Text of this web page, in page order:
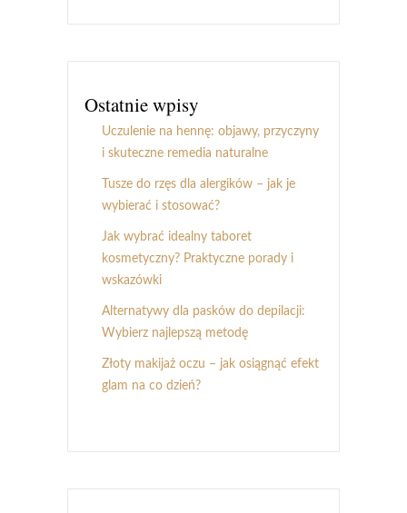
Ostatnie wpisy
Uczulenie na hennę: objawy, przyczyny
i skuteczne remedia naturalne
Tusze do rzęs dla alergików – jak je
wybierać i stosować?
Jak wybrać idealny taboret
kosmetyczny? Praktyczne porady i
wskazówki
Alternatywy dla pasków do depilacji:
Wybierz najlepszą metodę
Złoty makijaż oczu – jak osiągnąć efekt
glam na co dzień?